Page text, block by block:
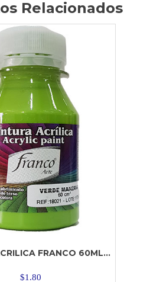
Relacionados
FRANCO 60ML...
$1.80